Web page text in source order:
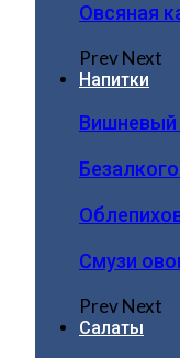
Овсяная
PrevNext
Напитки
Вишневый
Смузи
PrevNext
Салаты